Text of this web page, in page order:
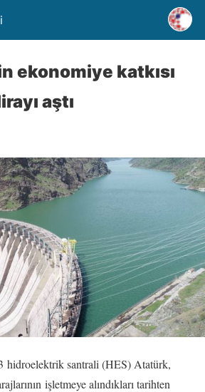
ekonomiye katkısı
aştı
hidroelektrik santrali (HES) Atatürk,
işletmeye alındıkları tarihten